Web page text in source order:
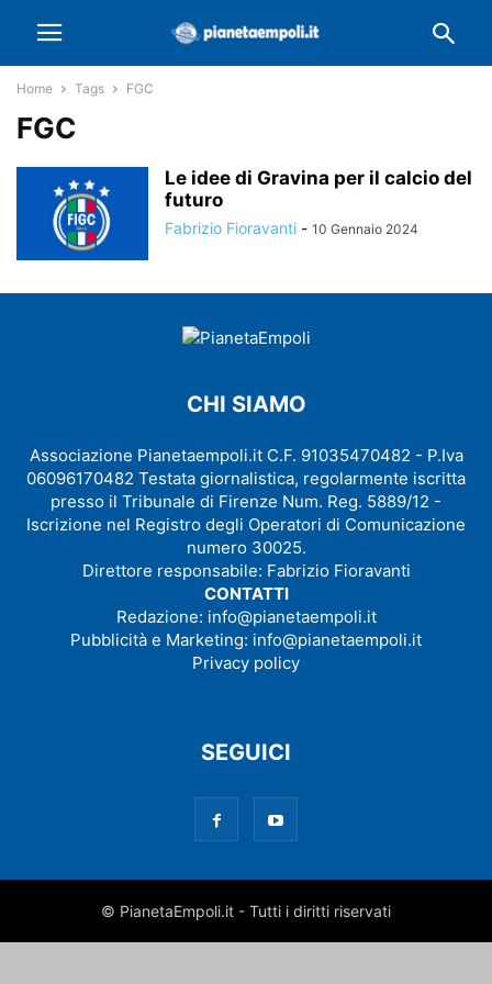
Home Tags FGC
FGC
Le idee di Gravina per il calcio del
futuro
Fabrizio Fioravanti - 10 Gennaio 2024
CHI SIAMO
Associazione Pianetaempoli.it C.F. 91035470482 - P.Iva
06096170482 Testata giornalistica, regolarmente iscritta
presso il Tribunale di Firenze Num. Reg. 5889/12 -
Iscrizione nel Registro degli Operatori di Comunicazione
numero 30025.
Direttore responsabile: Fabrizio Fioravanti
CONTATTI
Redazione: info@pianetaempoli.it
Pubblicità e Marketing: info@pianetaempoli.it
Privacy policy
SEGUICI
© PianetaEmpoli.it - Tutti i diritti riservati